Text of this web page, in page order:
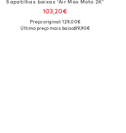
Sapatilhas baixas 'Air Max Moto 2K'
103,20€
Preço original: 129,00€
Último preço mais baixo:89,90€